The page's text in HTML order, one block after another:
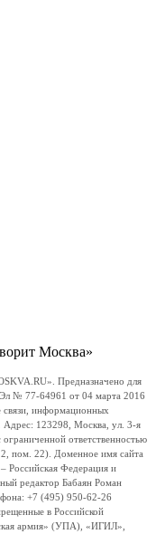
Москва»
Предназначено для
№ 77-64961 от 04 марта 2016
связи, информационных
Адрес: 123298, Москва, ул. 3-я
ответственностью
пом. 22). Доменное имя сайта
Российская Федерация и
редактор Бабаян Роман
+7 (495) 950-62-26
в Российской
армия» (УПА), «ИГИЛ»,